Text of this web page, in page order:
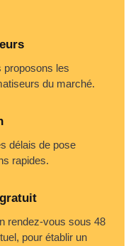
proposons les
du marché.
délais de pose
rapides.
rendez-vous sous 48
pour établir un